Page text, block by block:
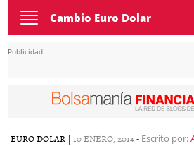
Toggle
navigation
Cambio Euro Dolar
Publicidad
EURO DOLAR | 10 ENERO, 2014- Escrito por: